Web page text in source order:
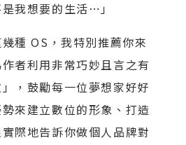
我想要的生活⋯」
種 OS，我特別推薦你來
者利用非常巧妙且言之有
，鼓勵每一位夢想家好好
來建立數位的形象、打造
際地告訴你做個人品牌對